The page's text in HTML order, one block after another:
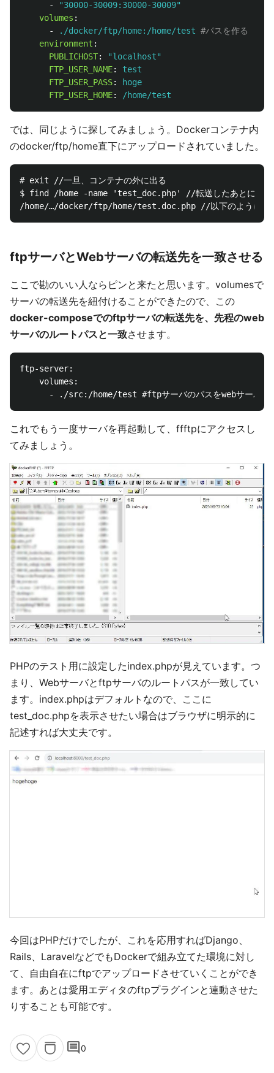
- "30000-30009:30000-30009"
volumes :
-
./docker/ftp/home:/home/test #パスを作る
environment :
PUBLICHOST: "localhost"
FTP_USER_NAME:
test
FTP_USER_PASS:
hoge
FTP_USER_HOME: /home/test
では、同じように探してみましょう。Dockerコンテナ内
のdocker/ftp/home直下にアップロードされていました。
# exit //一旦、コンテナの外に出る
$ find /home -name 'test_doc.php' //転送したあとにファ
ftpサーバとWebサーバの転送先を一致させる
ここで勘のいい人ならピンと来たと思います。volumesで
サーバの転送先を紐付けることができたので、この
docker-composeでのftpサーバの転送先を、先程のweb
サーバのルートパスと一致させます。
ftp-server:
    volumes:
これでもう一度サーバを再起動して、ffftpにアクセスし
てみましょう。
PHPのテスト用に設定したindex.phpが見えています。つ
まり、Webサーバとftpサーバのルートパスが一致してい
ます。index.phpはデフォルトなので、ここに
test_doc.phpを表示させたい場合はブラウザに明示的に
記述すれば大丈夫です。
今回はPHPだけでしたが、これを応用すればDjango、
Rails、LaravelなどでもDockerで組み立てた環境に対し
て、自由自在にftpでアップロードさせていくことができ
ます。あとは愛用エディタのftpプラグインと連動させた
りすることも可能です。
comment0